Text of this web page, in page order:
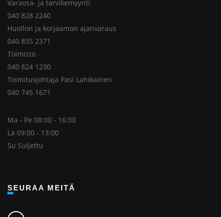
Varaosa- ja tarvikemyynti
040 828 2240
Huollon ja korjaamon ajanvaraus
040 835 2371
Toimisto
040 824 1230
Toimitusjohtaja Pasi Lahikainen
040 745 1671
Ma - Pe 08:00 - 16:00
La 09:00 - 13:00
Su Suljettu
SEURAA MEITÄ